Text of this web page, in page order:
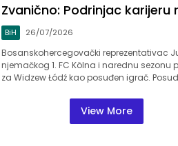
Zvanično: Podrinjac karijeru
BiH 26/07/2026
Bosanskohercegovački reprezentativac
njemačkog 1. FC Kölna i narednu sezonu
za Widzew Łódź kao posuđen igrač.
View More